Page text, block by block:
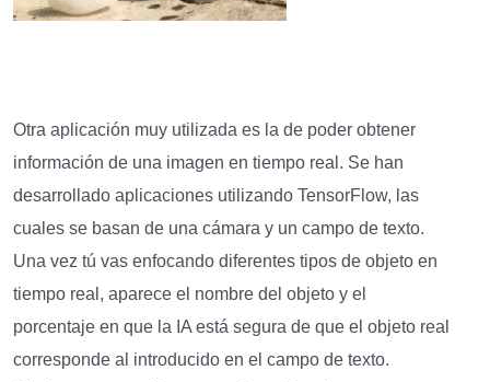
Otra aplicación muy utilizada es la de poder obtener
información de una imagen en tiempo real. Se han
desarrollado aplicaciones utilizando TensorFlow, las
cuales se basan de una cámara y un campo de texto.
Una vez tú vas enfocando diferentes tipos de objeto en
tiempo real, aparece el nombre del objeto y el
porcentaje en que la IA está segura de que el objeto real
corresponde al introducido en el campo de texto.